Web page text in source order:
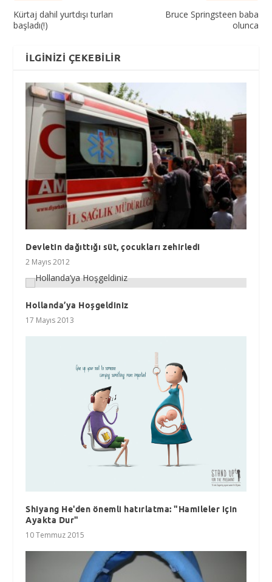
Kürtaj dahil yurtdışı turları
başladı(!)
Bruce Springsteen baba
olunca
İLGINIZI ÇEKEBILIR
Devletin dağıttığı süt, çocukları zehirledi
2 Mayıs 2012
Hollanda’ya Hoşgeldiniz
17 Mayıs 2013
Shiyang He'den önemli hatırlatma: "Hamileler için
Ayakta Dur"
10 Temmuz 2015